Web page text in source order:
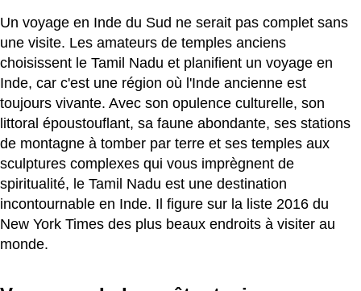
Un voyage en Inde du Sud ne serait pas complet sans
une visite. Les amateurs de temples anciens
choisissent le Tamil Nadu et planifient un voyage en
Inde, car c'est une région où l'Inde ancienne est
toujours vivante. Avec son opulence culturelle, son
littoral époustouflant, sa faune abondante, ses stations
de montagne à tomber par terre et ses temples aux
sculptures complexes qui vous imprègnent de
spiritualité, le Tamil Nadu est une destination
incontournable en Inde. Il figure sur la liste 2016 du
New York Times des plus beaux endroits à visiter au
monde.